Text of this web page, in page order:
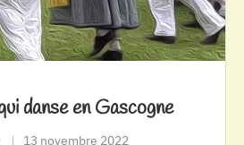
danse en Gascogne
13 novembre 2022